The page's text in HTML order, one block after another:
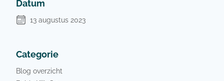
Datum
13 augustus 2023
Categorie
Blog overzicht